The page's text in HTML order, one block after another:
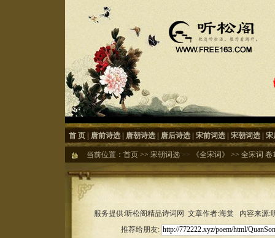
首 页 唐前诗选 唐朝诗选 唐后诗选 宋前词选 宋朝词选 宋
当前位置： 首页 >> 宋朝词选 >> 《全宋词》 >> 全宋词 卷
服务提供:听松阁精品诗词网 文章作者:海棠 内容来源
推荐给朋友: